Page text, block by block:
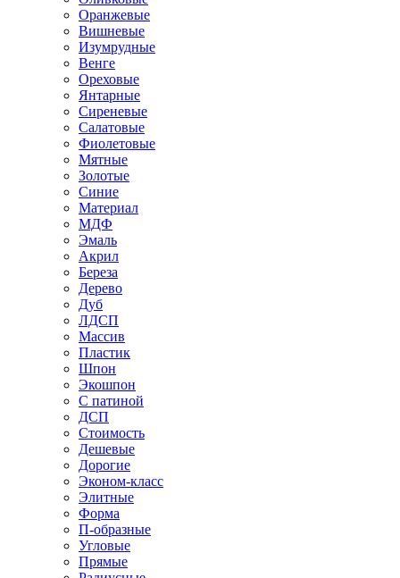
Оранжевые
Вишневые
Изумрудные
Венге
Ореховые
Янтарные
Сиреневые
Салатовые
Фиолетовые
Мятные
Золотые
Синие
Материал
МДФ
Эмаль
Акрил
Береза
Дерево
Дуб
ЛДСП
Массив
Пластик
Шпон
Экошпон
С патиной
ДСП
Стоимость
Дешевые
Дорогие
Эконом-класс
Элитные
Форма
П-образные
Угловые
Прямые